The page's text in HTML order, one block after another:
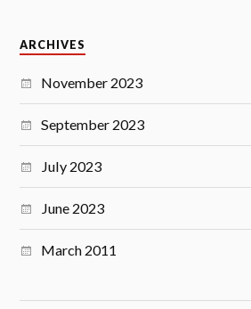
ARCHIVES
November 2023
September 2023
July 2023
June 2023
March 2011